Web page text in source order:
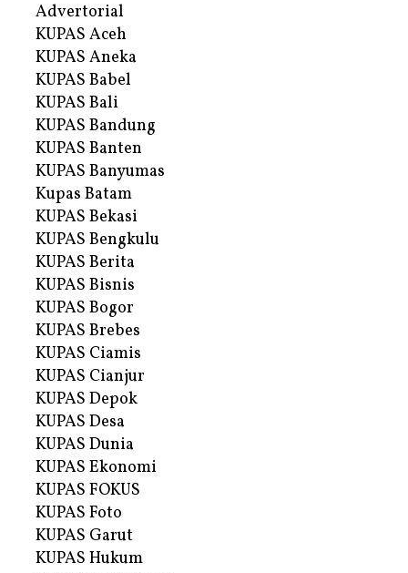
Advertorial
KUPAS Aceh
KUPAS Aneka
KUPAS Babel
KUPAS Bali
KUPAS Bandung
KUPAS Banten
KUPAS Banyumas
Kupas Batam
KUPAS Bekasi
KUPAS Bengkulu
KUPAS Berita
KUPAS Bisnis
KUPAS Bogor
KUPAS Brebes
KUPAS Ciamis
KUPAS Cianjur
KUPAS Depok
KUPAS Desa
KUPAS Dunia
KUPAS Ekonomi
KUPAS FOKUS
KUPAS Foto
KUPAS Garut
KUPAS Hukum